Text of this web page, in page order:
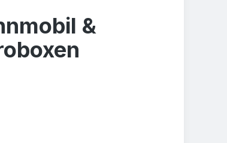
&